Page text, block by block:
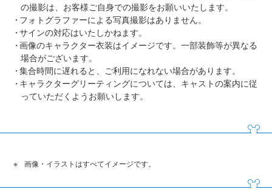
の撮影は、お客様ご自身での撮影をお願いいたします。
フォトグラファーによる写真撮影はありません。
サインの対応はいたしかねます。
画像のキャラクター衣装はイメージです。一部装飾等が異なる
場合がございます。
集合時間に遅れると、ご利用になれない場合があります。
キャラクターグリーティングについては、キャストの案内に従
っていただくようお願いします。
画像・イラストはすべてイメージです。